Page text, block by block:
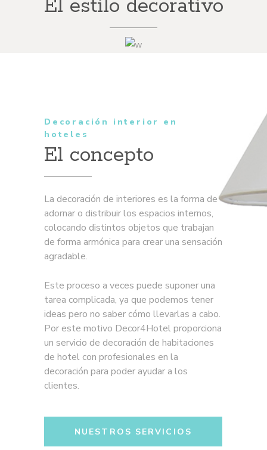
El estilo decorativo
Decoración interior en
hoteles
El concepto
La decoración de interiores es la forma de
adornar o distribuir los espacios internos,
colocando distintos objetos que trabajan
de forma armónica para crear una sensación
agradable.
Este proceso a veces puede suponer una
tarea complicada, ya que podemos tener
ideas pero no saber cómo llevarlas a cabo.
Por este motivo Decor4Hotel proporciona
un servicio de decoración de habitaciones
de hotel con profesionales en la
decoración para poder ayudar a los
clientes.
NUESTROS SERVICIOS